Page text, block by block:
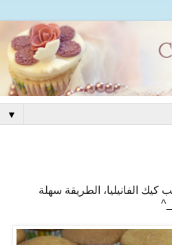
▼
كيك الفانيليا، الطريقة سهلة